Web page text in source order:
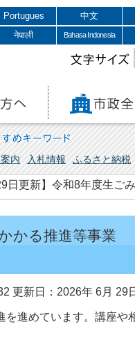
Portugues
中文
नेपाली Bahasa Indonesia
文字サイズ
めキーワード
内 入札情報 ふるさと納税
日更新】令和8年度生ご
かる推進等事業
更新日：2026年 6月 29
進めています。講座や